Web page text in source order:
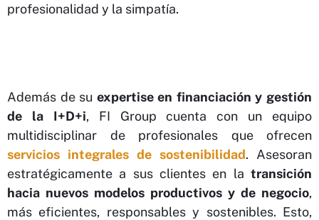
profesionalidad y la simpatía.
Además de su expertise en financiación y gestión
de la I+D+i, FI Group cuenta con un equipo
multidisciplinar de profesionales que ofrecen
servicios integrales de sostenibilidad. Asesoran
estratégicamente a sus clientes en la transición
hacia nuevos modelos productivos y de negocio,
más eficientes, responsables y sostenibles. Esto,